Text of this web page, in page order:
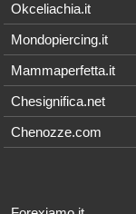
Okceliachia.it
Mondopiercing.it
Mammaperfetta.it
Chesignifica.net
Chenozze.com